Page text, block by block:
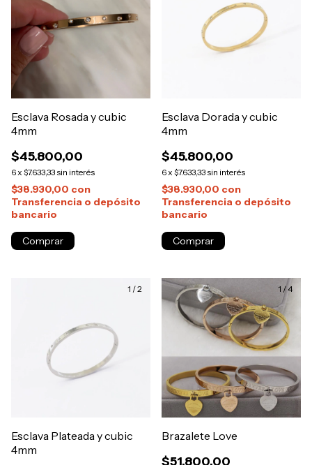
Esclava Rosada y cubic
4mm
$45.800,00
6 x $7.633,33sin interés
$38.930,00 con
Transferencia o depósito
bancario
Comprar
Esclava Dorada y cubic
4mm
$45.800,00
6 x $7.633,33sin interés
$38.930,00 con
Transferencia o depósito
bancario
Comprar
1 /2
Esclava Plateada y cubic
4mm
1 /4
Brazalete Love
$51.800,00